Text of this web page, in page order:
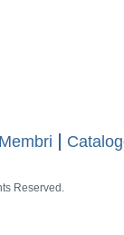
Membri
Reserved.